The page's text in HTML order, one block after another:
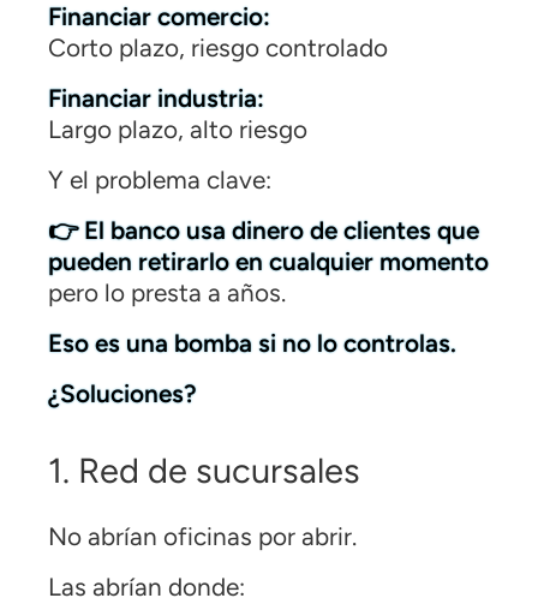
Financiar comercio:
Corto plazo, riesgo controlado
Financiar industria:
Largo plazo, alto riesgo
Y el problema clave:
👉 El banco usa dinero de clientes que
pueden retirarlo en cualquier momento
pero lo presta a años.
Eso es una bomba si no lo controlas.
¿Soluciones?
1. Red de sucursales
No abrían oficinas por abrir.
Las abrían donde: